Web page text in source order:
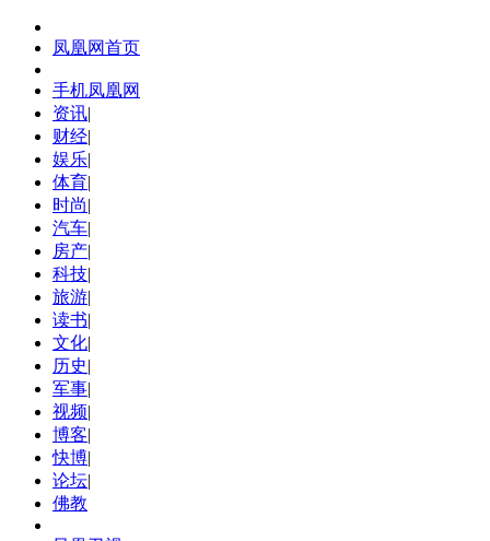
凤凰网首页
手机凤凰网
资讯|
财经|
娱乐|
体育|
时尚|
汽车|
房产|
科技|
旅游|
读书|
文化|
历史|
军事|
视频|
博客|
快博|
论坛|
佛教